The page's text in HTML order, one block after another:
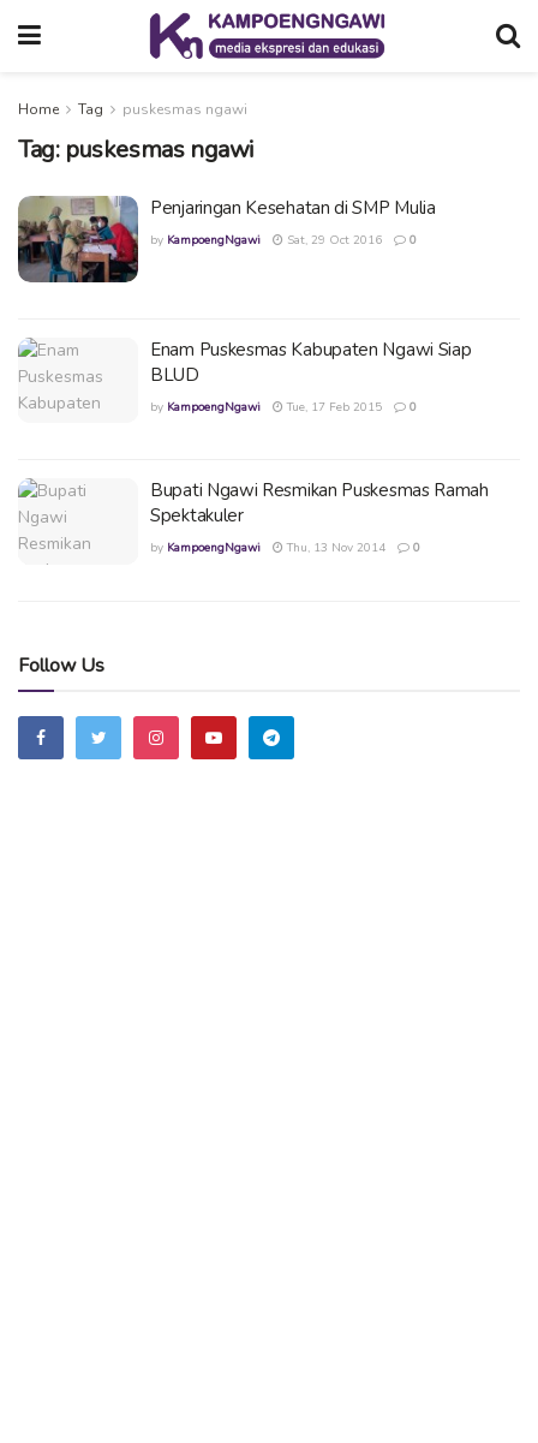
Home Tag puskesmas ngawi
Tag: puskesmas ngawi
Penjaringan Kesehatan di SMP Mulia
by KampoengNgawi Sat, 29 Oct 2016 0
Enam Puskesmas Kabupaten Ngawi Siap
BLUD
by KampoengNgawi Tue, 17 Feb 2015 0
Bupati Ngawi Resmikan Puskesmas Ramah
Spektakuler
by KampoengNgawi Thu, 13 Nov 2014 0
Follow Us